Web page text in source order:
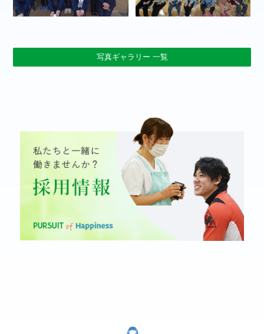
写真ギャラリー 一覧